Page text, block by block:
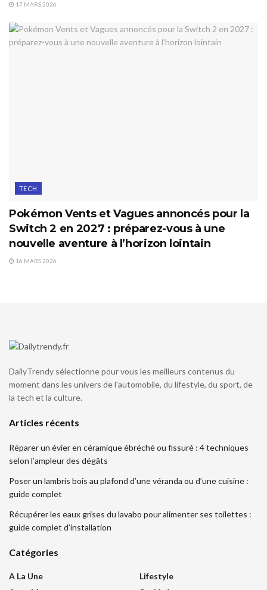
17 MARS 2026
TECH
Pokémon Vents et Vagues annoncés pour la
Switch 2 en 2027 : préparez-vous à une
nouvelle aventure à l’horizon lointain
16 MARS 2026
DailyTrendy sélectionne pour vous les meilleurs contenus du
moment dans les univers de l'automobile, du lifestyle, du sport, de
la tech et la culture.
Articles récents
Réparer un évier en céramique ébréché ou fissuré : 4 techniques
selon l’ampleur des dégâts
Poser un lambris bois au plafond d’une véranda ou d’une cuisine :
guide complet
Récupérer les eaux grises du lavabo pour alimenter ses toilettes :
guide complet d’installation
Catégories
A La Une
Lifestyle